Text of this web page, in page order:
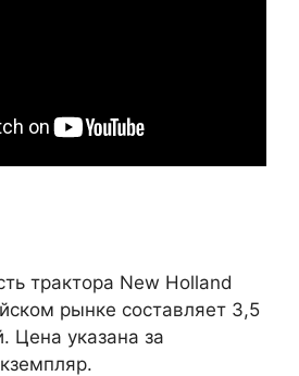
трактора New Holland
рынке составляет 3,5
Цена указана за